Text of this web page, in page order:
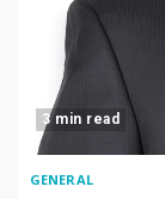
3 min read
GENERAL